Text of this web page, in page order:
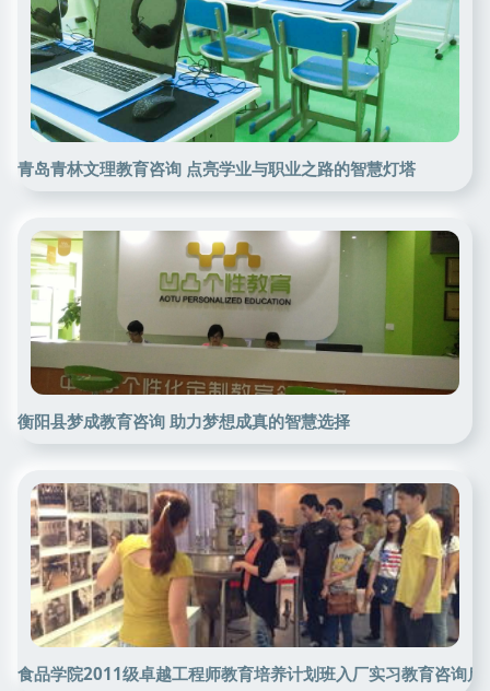
青岛青林文理教育咨询 点亮学业与职业之路的智慧灯塔
衡阳县梦成教育咨询 助力梦想成真的智慧选择
食品学院2011级卓越工程师教育培养计划班入厂实习教育咨询启